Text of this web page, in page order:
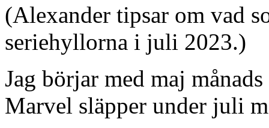
(Alexander tipsar om vad
seriehyllorna i juli 2023.)
Jag börjar med maj
Marvel släpper under juli